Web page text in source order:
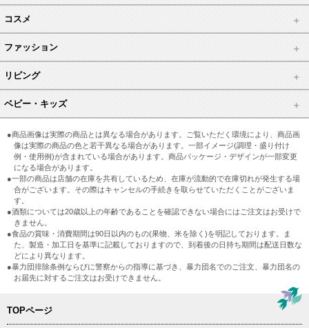
コスメ
ファッション
リビング
ベビー・キッズ
●商品画像は実際の商品とは異なる場合があります。ご覧いただく環境により、商品画
像は実際の商品の色と若干異なる場合があります。一部イメージ(調理・盛り付け
例・使用例)が含まれている場合があります。商品パッケージ・デザインが一部変更
になる場合があります。
●一部の商品は店舗の在庫を共有しているため、在庫が流動的で在庫切れが発生する場
合がございます。その際はキャンセルの手続きを取らせていただくことがございま
す。
●酒類については20歳以上の年齢であることを確認できない場合にはご注文はお受けで
きません。
●食品の賞味・消費期間は90日以内のもの(果物、米を除く)を明記しております。ま
た、製造・加工日を基準に記載しておりますので、到着後の日持ち期間は配送日数な
どにより異なります。
●暴力団排除条例ならびに警察からの指導に基づき、暴力団名でのご注文、暴力団名の
お届先に対するご注文はお受けできません。
TOPページ